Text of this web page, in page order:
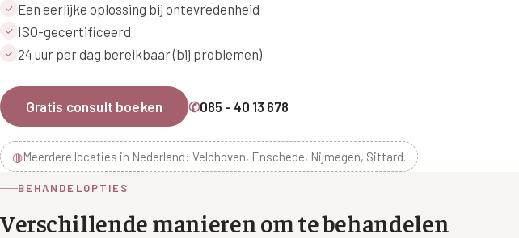
✓ Een eerlijke oplossing bij ontevredenheid
✓ ISO-gecertificeerd
✓ 24 uur per dag bereikbaar (bij problemen)
Gratis consult boeken ✆085 - 40 13 678
◍Meerdere locaties in Nederland: Veldhoven, Enschede, Nijmegen, Sittard.
BEHANDELOPTIES
Verschillende manieren om te behandelen